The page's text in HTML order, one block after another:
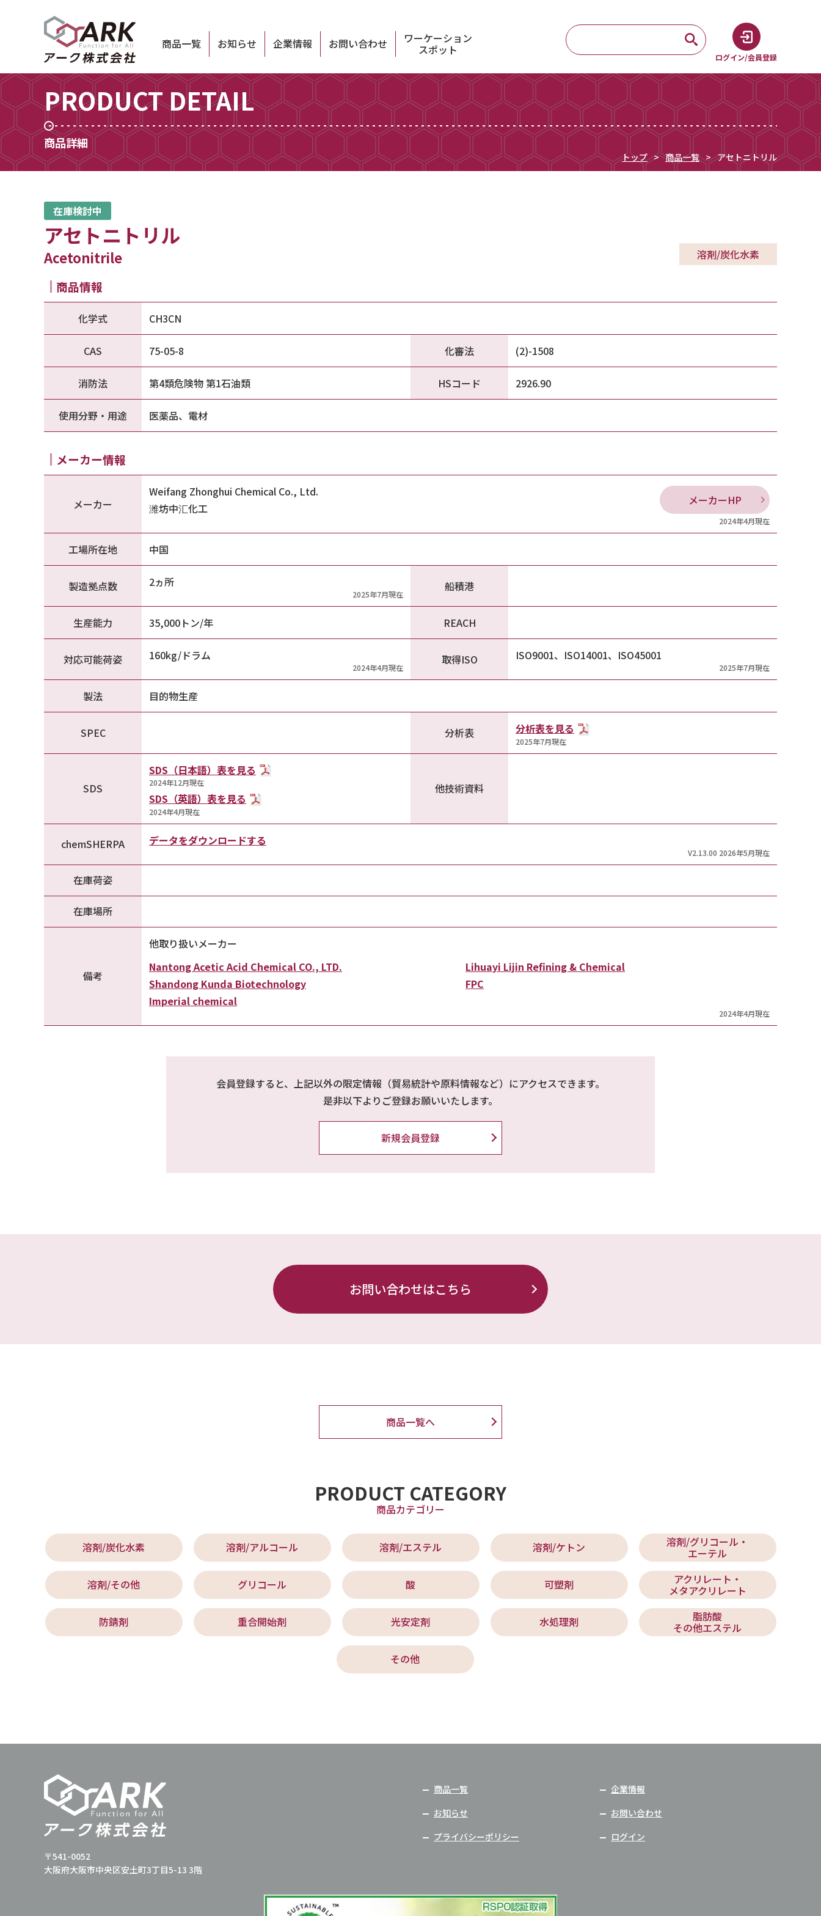
商品一覧 お知らせ 企業情報 お問い合わせ ワーケーション
スポット
ログイン/会員登録
PRODUCT DETAIL
商品詳細
トップ 商品一覧 アセトニトリル
在庫検討中
アセトニトリル
Acetonitrile 溶剤/炭化水素
商品情報
化学式 CH3CN
CAS 75-05-8 化審法 (2)-1508
消防法 第4類危険物 第1石油類 HSコード 2926.90
使用分野・用途 医薬品、電材
メーカー情報
メーカー
Weifang Zhonghui Chemical Co., Ltd.
潍坊中汇化工
メーカーHP
2024年4月現在
工場所在地 中国
製造拠点数 2ヵ所
2025年7月現在
船積港
生産能力 35,000トン/年 REACH
対応可能荷姿 160kg/ドラム
2024年4月現在
取得ISO ISO9001、ISO14001、ISO45001
2025年7月現在
製法 目的物生産
SPEC 分析表 分析表を見る
2025年7月現在
SDS
SDS（日本語）表を見る
2024年12月現在
SDS（英語）表を見る
2024年4月現在
他技術資料
chemSHERPA データをダウンロードする
V2.13.00 2026年5月現在
在庫荷姿
在庫場所
備考
他取り扱いメーカー
Nantong Acetic Acid Chemical CO., LTD.
Lihuayi Lijin Refining & Chemical
Shandong Kunda Biotechnology
FPC
Imperial chemical
2024年4月現在
会員登録すると、上記以外の限定情報（貿易統計や原料情報など）にアクセスできます。
是非以下よりご登録お願いいたします。
新規会員登録
お問い合わせはこちら
商品一覧へ
PRODUCT CATEGORY
商品カテゴリー
溶剤/炭化水素 溶剤/アルコール 溶剤/エステル 溶剤/ケトン 溶剤/グリコール・
エーテル
溶剤/その他 グリコール 酸 可塑剤 アクリレート・
メタアクリレート
防錆剤 重合開始剤 光安定剤 水処理剤 脂肪酸
その他エステル
その他
〒541-0052
大阪府大阪市中央区安土町3丁目5-13 3階
商品一覧
企業情報
お知らせ
お問い合わせ
プライバシーポリシー
ログイン